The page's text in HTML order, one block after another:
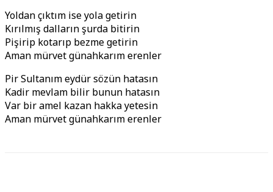
Yoldan çıktım ise yola getirin
Kırılmış dalların şurda bitirin
Pişirip kotarıp bezme getirin
Aman mürvet günahkarım erenler
Pir Sultanım eydür sözün hatasın
Kadir mevlam bilir bunun hatasın
Var bir amel kazan hakka yetesin
Aman mürvet günahkarım erenler